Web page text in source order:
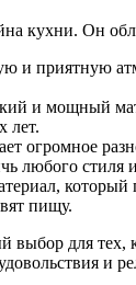
кухни. Он
и приятную
и мощный
лет.
огромное
любого стиля
который
пищу.
для
и